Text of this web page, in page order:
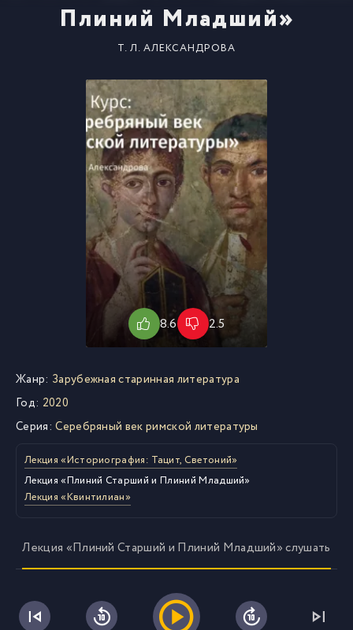
Плиний Младший»
Т. Л. АЛЕКСАНДРОВА
8.6 2.5
Жанр: Зарубежная старинная литература
Год: 2020
Серия: Серебряный век римской литературы
Лекция «Историография: Тацит, Светоний»
Лекция «Плиний Старший и Плиний Младший»
Лекция «Квинтилиан»
Лекция «Плиний Старший и Плиний Младший» слушать